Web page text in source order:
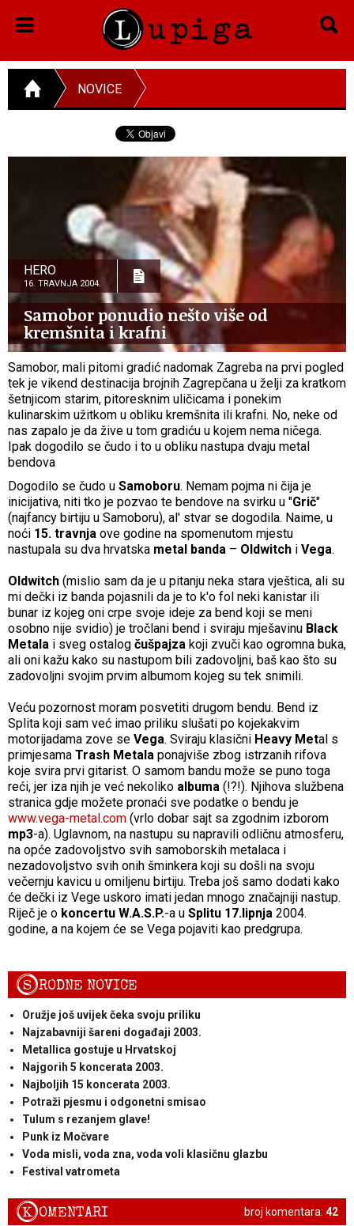
NOVICE
HERO
16. TRAVNJA 2004.
Samobor ponudio nešto više od
kremšnita i krafni
Samobor, mali pitomi gradić nadomak Zagreba na prvi pogled
tek je vikend destinacija brojnih Zagrepčana u želji za kratkom
šetnjicom starim, pitoresknim uličicama i ponekim
kulinarskim užitkom u obliku kremšnita ili krafni. No, neke od
nas zapalo je da žive u tom gradiću u kojem nema ničega.
Ipak dogodilo se čudo i to u obliku nastupa dvaju metal
bendova
Dogodilo se čudo u Samoboru. Nemam pojma ni čija je
inicijativa, niti tko je pozvao te bendove na svirku u "Grič"
(najfancy birtiju u Samoboru), al' stvar se dogodila. Naime, u
noći 15. travnja ove godine na spomenutom mjestu
nastupala su dva hrvatska metal banda – Oldwitch i Vega.
Oldwitch (mislio sam da je u pitanju neka stara vještica, ali su
mi dečki iz banda pojasnili da je to k'o fol neki kanistar ili
bunar iz kojeg oni crpe svoje ideje za bend koji se meni
osobno nije svidio) je tročlani bend i sviraju mješavinu Black
Metala i sveg ostalog čušpajza koji zvuči kao ogromna buka,
ali oni kažu kako su nastupom bili zadovoljni, baš kao što su
zadovoljni svojim prvim albumom kojeg su tek snimili.
Veću pozornost moram posvetiti drugom bendu. Bend iz
Splita koji sam već imao priliku slušati po kojekakvim
motorijadama zove se Vega. Sviraju klasični Heavy Metal s
primjesama Trash Metala ponajviše zbog istrzanih rifova
koje svira prvi gitarist. O samom bandu može se puno toga
reći, jer iza njih je već nekoliko albuma (!?!). Njihova službena
stranica gdje možete pronaći sve podatke o bendu je
www.vega-metal.com (vrlo dobar sajt sa zgodnim izborom
mp3-a). Uglavnom, na nastupu su napravili odličnu atmosferu,
na opće zadovoljstvo svih samoborskih metalaca i
nezadovoljstvo svih onih šminkera koji su došli na svoju
večernju kavicu u omiljenu birtiju. Treba još samo dodati kako
će dečki iz Vege uskoro imati jedan mnogo značajniji nastup.
Riječ je o koncertu W.A.S.P.-a u Splitu 17.lipnja 2004.
godine, a na kojem će se Vega pojaviti kao predgrupa.
SRODNE NOVICE
Oružje još uvijek čeka svoju priliku
Najzabavniji šareni događaji 2003.
Metallica gostuje u Hrvatskoj
Najgorih 5 koncerata 2003.
Najboljih 15 koncerata 2003.
Potraži pjesmu i odgonetni smisao
Tulum s rezanjem glave!
Punk iz Močvare
Voda misli, voda zna, voda voli klasičnu glazbu
Festival vatrometa
broj komentara: 42
KOMENTARI